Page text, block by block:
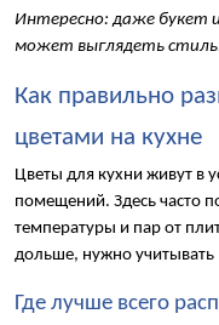
Интересно: даже букет
может выглядеть
Как правильно
цветами на кухне
Цветы для кухни живут в
помещений. Здесь часто
температуры и пар от
дольше, нужно учитывать
Где лучше всего